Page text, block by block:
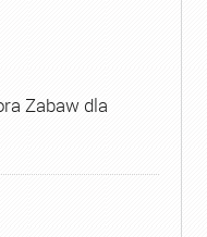
Zabaw dla